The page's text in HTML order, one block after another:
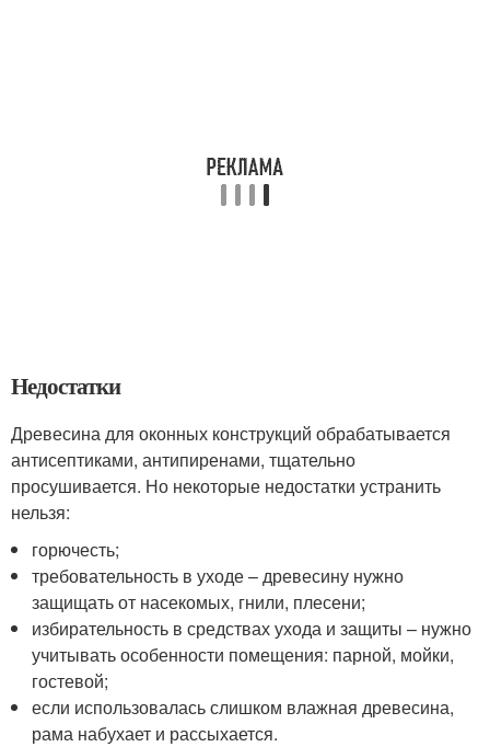
Недостатки
Древесина для оконных конструкций обрабатывается
антисептиками, антипиренами, тщательно
просушивается. Но некоторые недостатки устранить
нельзя:
горючесть;
требовательность в уходе – древесину нужно
защищать от насекомых, гнили, плесени;
избирательность в средствах ухода и защиты – нужно
учитывать особенности помещения: парной, мойки,
гостевой;
если использовалась слишком влажная древесина,
рама набухает и рассыхается.